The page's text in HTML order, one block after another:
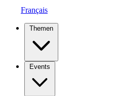
Français
Themen
Events